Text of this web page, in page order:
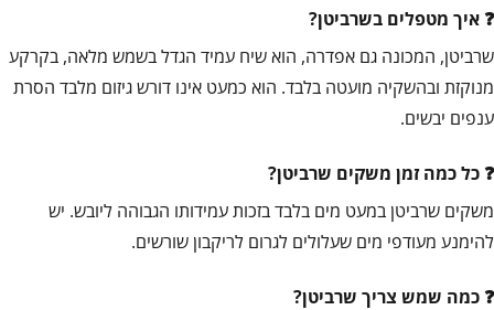
איך מטפלים בשרביטן?
שרביטן, המכונה גם אפדרה, הוא שיח עמיד הגדל בשמש מלאה, בקרקע
מנוקזת ובהשקיה מועטה בלבד. הוא כמעט אינו דורש גיזום מלבד הסרת
ענפים יבשים.
כל כמה זמן משקים שרביטן?
משקים שרביטן במעט מים בלבד בזכות עמידותו הגבוהה ליובש. יש
להימנע מעודפי מים שעלולים לגרום לריקבון שורשים.
כמה שמש צריך שרביטן?